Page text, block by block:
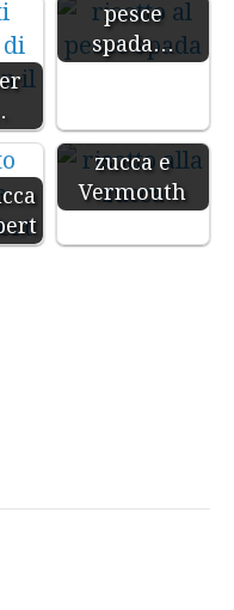
pesce
spada…
Risotto alla
zucca e
Vermouth